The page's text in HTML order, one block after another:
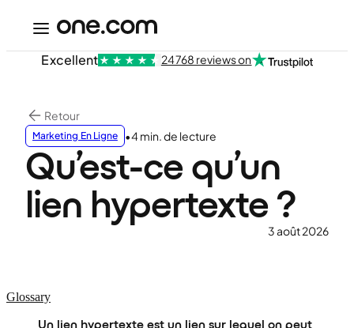
Excellent 24 768 reviews on
Retour
Marketing En Ligne •4 min. de lecture
Qu’est-ce qu’un
lien hypertexte ?
3 août 2026
Glossary
Un lien hypertexte est un lien sur lequel on peut